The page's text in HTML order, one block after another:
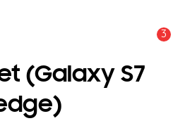
3
(Galaxy S7